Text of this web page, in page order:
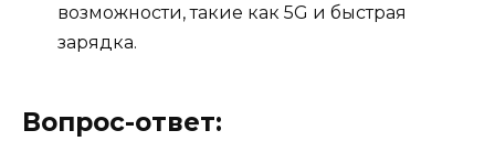
возможности, такие как 5G и быстрая
зарядка.
Вопрос-ответ: